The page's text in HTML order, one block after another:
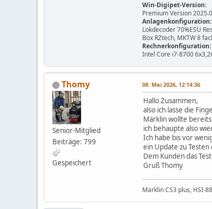
Win-Digipet-Version:
Premium Version
Anlagenkonfiguration:
Lokdecoder 70%ESU
Box RZtech, MKTW 8
Rechnerkonfiguration:
Intel Core i7-8700
Thomy
Senior-Mitglied
Beiträge: 799
Gespeichert
08. Mai 2026, 12:14:36
Hallo Zusammen,
also ich lasse die
Märklin wollte
ich behaupte also
Ich habe bis vor
ein Update zu
Dem Kunden das
Gruß Thomy
Märklin CS3 plus, HSI-